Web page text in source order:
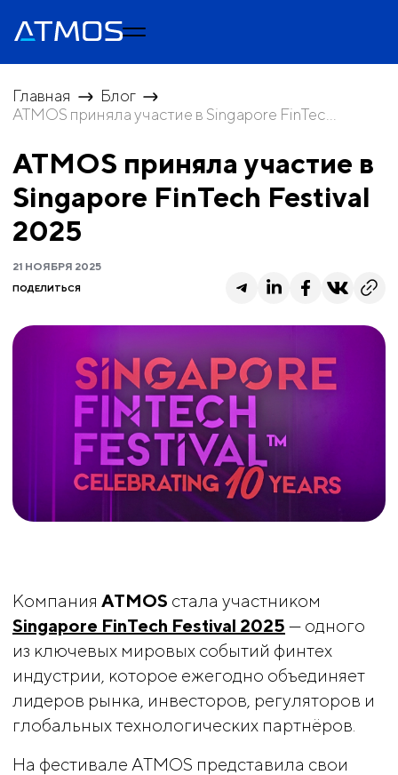
Главная
Блог
ATMOS приняла участие в Singapore FinTec...
ATMOS приняла участие в
Singapore FinTech Festival
2025
21 НОЯБРЯ 2025
ПОДЕЛИТЬСЯ
Компания ATMOS стала участником
Singapore FinTech Festival 2025 — одного
из ключевых мировых событий финтех
индустрии, которое ежегодно объединяет
лидеров рынка, инвесторов, регуляторов и
глобальных технологических партнёров.
На фестивале ATMOS представила свои